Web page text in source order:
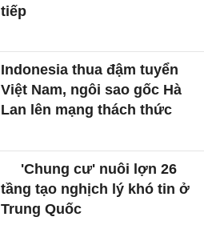
tiếp
Indonesia thua đậm tuyển
Việt Nam, ngôi sao gốc Hà
Lan lên mạng thách thức
'Chung cư' nuôi lợn 26
tầng tạo nghịch lý khó tin ở
Trung Quốc